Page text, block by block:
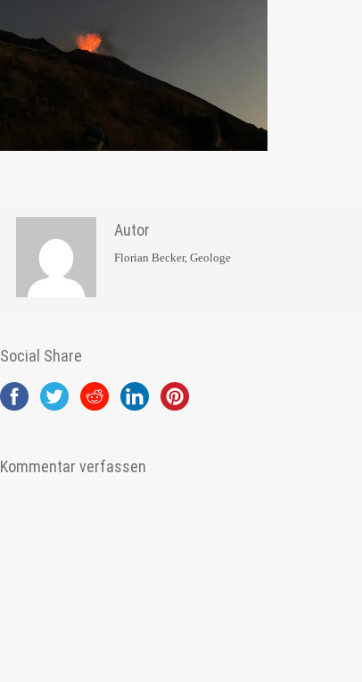
Autor
Florian Becker, Geologe
Social Share
Kommentar verfassen